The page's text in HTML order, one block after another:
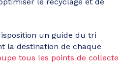
un guide du tri
la destination de chaque
tous les points de collecte